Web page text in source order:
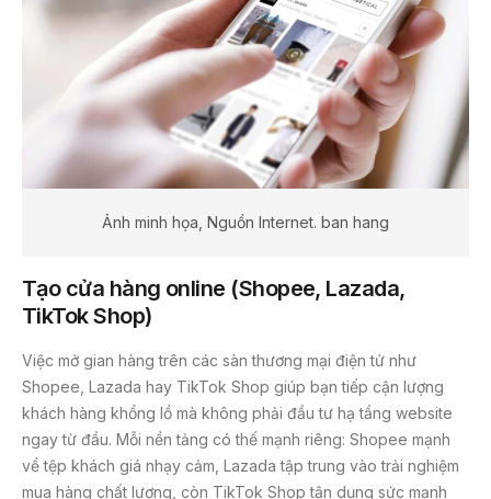
Ảnh minh họa, Nguồn Internet. ban hang
Tạo cửa hàng online (Shopee, Lazada,
TikTok Shop)
Việc mở gian hàng trên các sàn thương mại điện tử như
Shopee, Lazada hay TikTok Shop giúp bạn tiếp cận lượng
khách hàng khổng lồ mà không phải đầu tư hạ tầng website
ngay từ đầu. Mỗi nền tảng có thế mạnh riêng: Shopee mạnh
về tệp khách giá nhạy cảm, Lazada tập trung vào trải nghiệm
mua hàng chất lượng, còn TikTok Shop tận dụng sức mạnh